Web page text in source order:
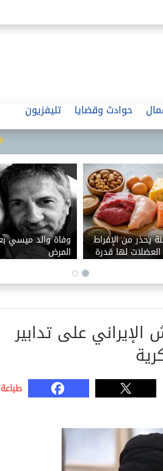
حوادث وقضايا تليفزيون
يحذر من الإفراط
العضلات لها قدرة
الاستفادة منه
وفاة والد ميسي
المرض
على تدابير
طباعة